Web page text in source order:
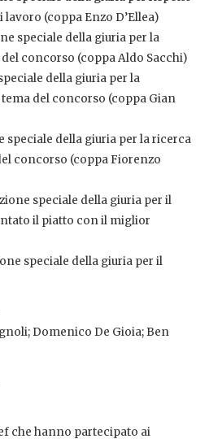
(coppa Enzo D’Ellea)
speciale della giuria per la
concorso (coppa Aldo Sacchi)
della giuria per la
del concorso (coppa Gian
della giuria per la ricerca
concorso (coppa Fiorenzo
speciale della giuria per il
il piatto con il miglior
speciale della giuria per il
Domenico De Gioia; Ben
che hanno partecipato ai